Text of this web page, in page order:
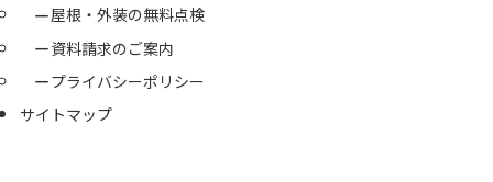
屋根・外装の無料点検
資料請求のご案内
プライバシーポリシー
サイトマップ